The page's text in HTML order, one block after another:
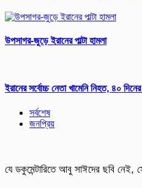
উপসাগর-জুড়ে ইরানের পাল্টা হামলা
ইরানের সর্বোচ্চ নেতা খামেনি নিহত, ৪০
সর্বশেষ
জনপ্রিয়
যে ডকুমেন্টারিতে আবু সাঈদের ছবি নেই,